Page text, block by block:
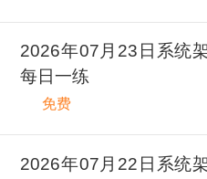
2026年07月23日系统
每日一练
免费
2026年07月22日系统